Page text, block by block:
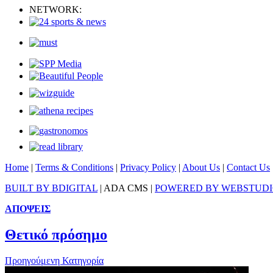
NETWORK:
Home | Terms & Conditions | Privacy Policy | About Us | Contact Us
BUILT BY BDIGITAL | ADA CMS | POWERED BY
ΑΠΟΨΕΙΣ
Θετικό πρόσημο
Προηγούμενη Κατηγορία